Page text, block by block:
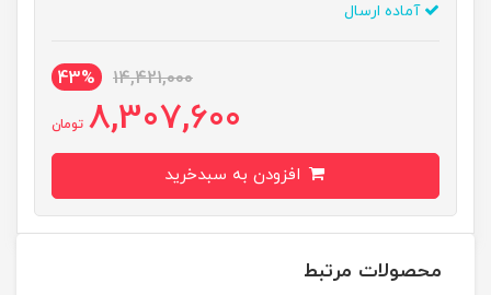
آماده ارسال
14,421,000
43%
8,307,600 تومان
محصولات مرتبط